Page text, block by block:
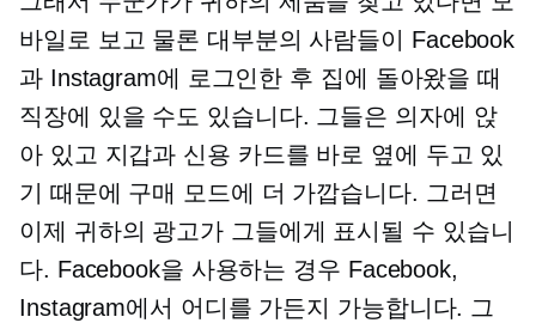
바일로 보고 물론 대부분의 사람들이 Facebook
과 Instagram에 로그인한 후 집에 돌아왔을 때
직장에 있을 수도 있습니다. 그들은 의자에 앉
아 있고 지갑과 신용 카드를 바로 옆에 두고 있
기 때문에 구매 모드에 더 가깝습니다. 그러면
이제 귀하의 광고가 그들에게 표시될 수 있습니
다. Facebook을 사용하는 경우 Facebook,
Instagram에서 어디를 가든지 가능합니다. 그